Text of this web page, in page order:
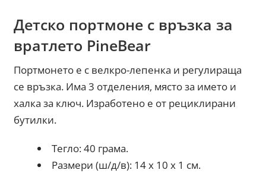
Детско портмоне с връзка за
вратлето PineBear
Портмонето е с велкро-лепенка и регулираща
се връзка. Има 3 отделения, място за името и
халка за ключ. Изработено е от рециклирани
бутилки.
Тегло: 40 грама.
Размери (ш/д/в): 14 x 10 x 1 см.